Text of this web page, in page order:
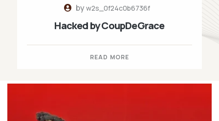
byw2s_0f24c0b6736f
Hacked by CoupDeGrace
READ MORE